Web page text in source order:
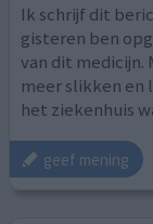
Ik schrijf dit
gisteren ben
van dit medicijn.
meer slikken en
het ziekenhuis
geef mening